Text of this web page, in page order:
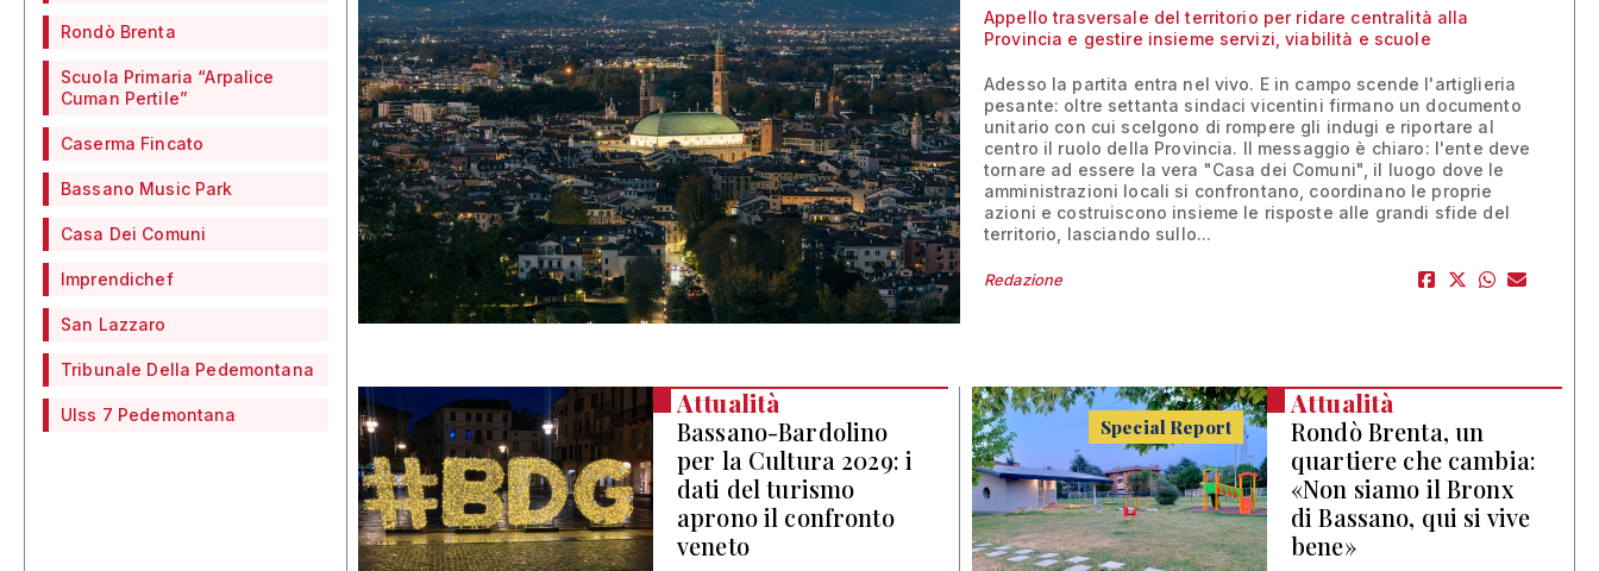
Rondò Brenta
Scuola Primaria “Arpalice
Cuman Pertile”
Caserma Fincato
Bassano Music Park
Casa Dei Comuni
Imprendichef
San Lazzaro
Tribunale Della Pedemontana
Ulss 7 Pedemontana
Appello trasversale del territorio per ridare centralità alla
Provincia e gestire insieme servizi, viabilità e scuole
Adesso la partita entra nel vivo. E in campo scende l'artiglieria
pesante: oltre settanta sindaci vicentini firmano un documento
unitario con cui scelgono di rompere gli indugi e riportare al
centro il ruolo della Provincia. Il messaggio è chiaro: l'ente deve
tornare ad essere la vera "Casa dei Comuni", il luogo dove le
amministrazioni locali si confrontano, coordinano le proprie
azioni e costruiscono insieme le risposte alle grandi sfide del
territorio, lasciando sullo...
Redazione
Attualità
Bassano-Bardolino
per la Cultura 2029: i
dati del turismo
aprono il confronto
veneto
Special Report
Attualità
Rondò Brenta, un
quartiere che cambia:
«Non siamo il Bronx
di Bassano, qui si vive
bene»